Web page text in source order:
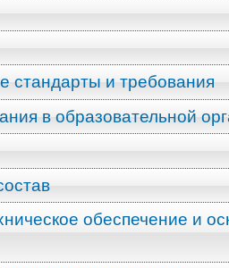
стандарты и требования
в образовательной
обеспечение и